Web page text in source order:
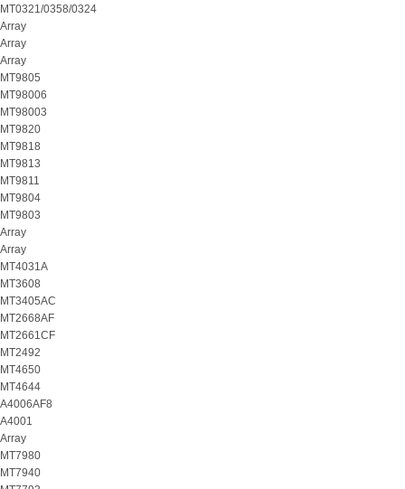
MT0321/0358/0324
Array
Array
Array
MT9805
MT98006
MT98003
MT9820
MT9818
MT9813
MT9811
MT9804
MT9803
Array
Array
MT4031A
MT3608
MT3405AC
MT2668AF
MT2661CF
MT2492
MT4650
MT4644
A4006AF8
A4001
Array
MT7980
MT7940